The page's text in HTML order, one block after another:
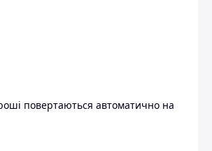
повертаються автоматично на